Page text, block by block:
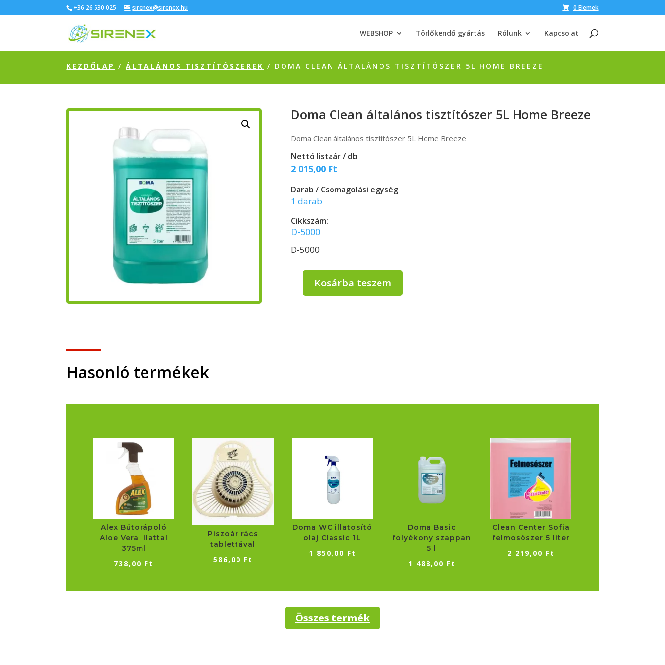
+36 26 530 025 sirenex@sirenex.hu 0 Elemek
WEBSHOP Törlőkendő gyártás Rólunk Kapcsolat
KEZDŐLAP /ÁLTALÁNOS TISZTÍTÓSZEREK / DOMA CLEAN ÁLTALÁNOS TISZTÍTÓSZER 5L HOME BREEZE
Doma Clean általános tisztítószer 5L Home Breeze
Doma Clean általános tisztítószer 5L Home Breeze
Nettó listaár / db
2 015,00 Ft
Darab / Csomagolási egység
1 darab
Cikkszám:
D-5000
D-5000
Clean
Kosárba teszem
Hasonló termékek
Alex Bútorápoló
Aloe Vera illattal
375ml
738,00 Ft
Piszoár rács
tablettával
586,00 Ft
Doma WC illatosító
olaj Classic 1L
1 850,00 Ft
Doma Basic
folyékony szappan
5 l
1 488,00 Ft
Clean Center Sofia
felmosószer 5 liter
2 219,00 Ft
Összes termék